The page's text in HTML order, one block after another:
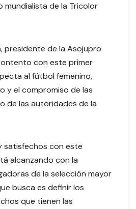
mundialista de la Tricolor
presidente de la Asojupro
con este primer
al fútbol femenino,
y el compromiso de las
de las autoridades de la
satisfechos con este
alcanzando con la
de la selección mayor
busca es definir los
que tienen las